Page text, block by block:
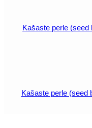
Kašaste perle
Kašaste perle (seed